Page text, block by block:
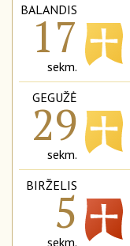
BALANDIS
17
sekm.
GEGUŽĖ
29
sekm.
BIRŽELIS
5
sekm.